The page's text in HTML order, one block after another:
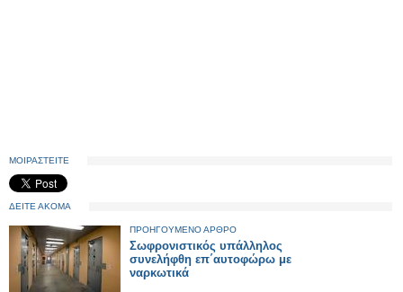
ΜΟΙΡΑΣΤΕΙΤΕ
ΔΕΙΤΕ ΑΚΟΜΑ
ΠΡΟΗΓΟΥΜΕΝΟ ΑΡΘΡΟ
Σωφρονιστικός υπάλληλος
συνελήφθη επ΄αυτoφώρω με
ναρκωτικά